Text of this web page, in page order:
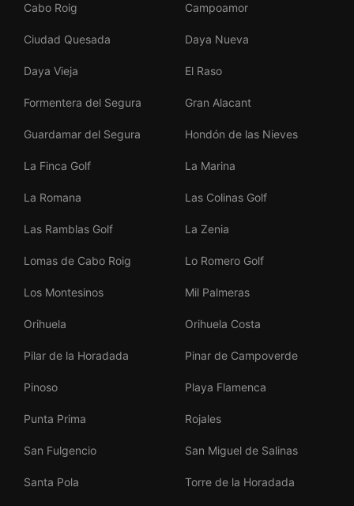
Cabo Roig Campoamor
Ciudad Quesada Daya Nueva
Daya Vieja El Raso
Formentera del Segura Gran Alacant
Guardamar del Segura Hondón de las Nieves
La Finca Golf La Marina
La Romana Las Colinas Golf
Las Ramblas Golf La Zenia
Lomas de Cabo Roig Lo Romero Golf
Los Montesinos Mil Palmeras
Orihuela Orihuela Costa
Pilar de la Horadada Pinar de Campoverde
Pinoso Playa Flamenca
Punta Prima Rojales
San Fulgencio San Miguel de Salinas
Santa Pola Torre de la Horadada